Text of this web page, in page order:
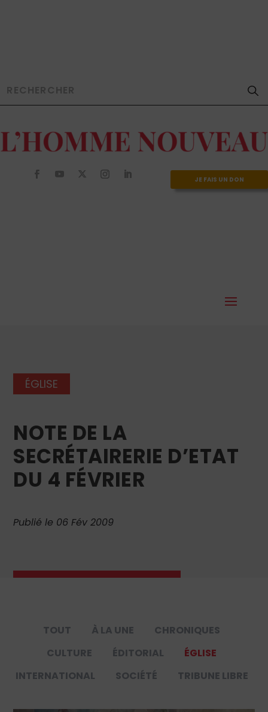
JE FAIS UN DON
ÉGLISE
NOTE DE LA
SECRÉTAIRERIE D’ETAT
DU 4 FÉVRIER
Publié le 06 Fév 2009
TOUT À LA UNE
CHRONIQUES
CULTURE
ÉDITORIAL
ÉGLISE
INTERNATIONAL
SOCIÉTÉ TRIBUNE LIBRE